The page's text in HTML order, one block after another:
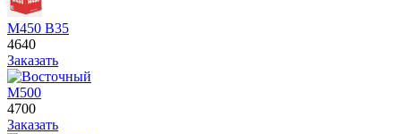
М450 В35
4640
Заказать
М500
4700
Заказать